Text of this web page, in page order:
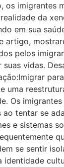
os imigrantes
da
em sua
artigo,
pelos
vidas.
uma
Os
tentar se
e sistemas
se sentir
identidade